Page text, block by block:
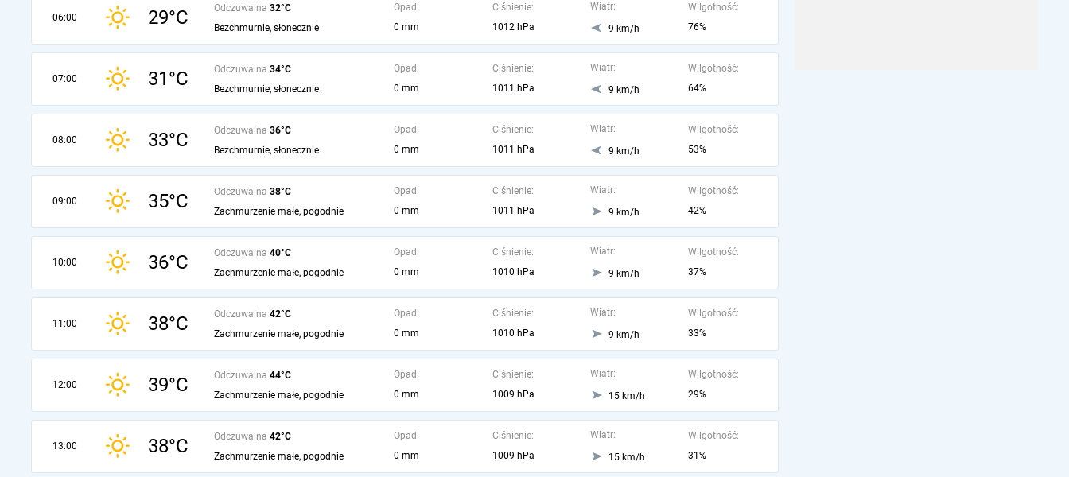
06:00 29°C Odczuwalna 32°C
Bezchmurnie, słonecznie
Opad:
0 mm
Ciśnienie:
1012 hPa
Wiatr:
9 km/h
Wilgotność:
76%
07:00 31°C Odczuwalna 34°C
Bezchmurnie, słonecznie
Opad:
0 mm
Ciśnienie:
1011 hPa
Wiatr:
9 km/h
Wilgotność:
64%
08:00 33°C Odczuwalna 36°C
Bezchmurnie, słonecznie
Opad:
0 mm
Ciśnienie:
1011 hPa
Wiatr:
9 km/h
Wilgotność:
53%
09:00 35°C Odczuwalna 38°C
Zachmurzenie małe, pogodnie
Opad:
0 mm
Ciśnienie:
1011 hPa
Wiatr:
9 km/h
Wilgotność:
42%
10:00 36°C Odczuwalna 40°C
Zachmurzenie małe, pogodnie
Opad:
0 mm
Ciśnienie:
1010 hPa
Wiatr:
9 km/h
Wilgotność:
37%
11:00 38°C Odczuwalna 42°C
Zachmurzenie małe, pogodnie
Opad:
0 mm
Ciśnienie:
1010 hPa
Wiatr:
9 km/h
Wilgotność:
33%
12:00 39°C Odczuwalna 44°C
Zachmurzenie małe, pogodnie
Opad:
0 mm
Ciśnienie:
1009 hPa
Wiatr:
15 km/h
Wilgotność:
29%
13:00 38°C Odczuwalna 42°C
Zachmurzenie małe, pogodnie
Opad:
0 mm
Ciśnienie:
1009 hPa
Wiatr:
15 km/h
Wilgotność:
31%